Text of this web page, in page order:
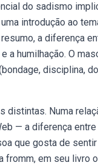
do sadismo
introdução ao
a diferença
a humilhação. O
disciplina,
distintas. Numa
— a diferença
que gosta de sentir
em seu livro